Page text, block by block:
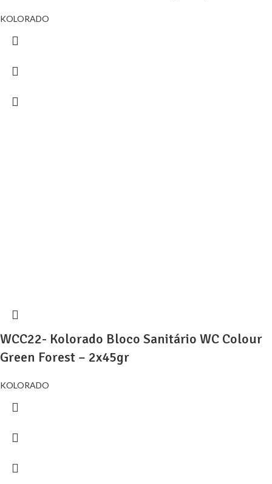
KOLORADO
WCC22- Kolorado Bloco Sanitário WC Colour
Green Forest – 2x45gr
KOLORADO